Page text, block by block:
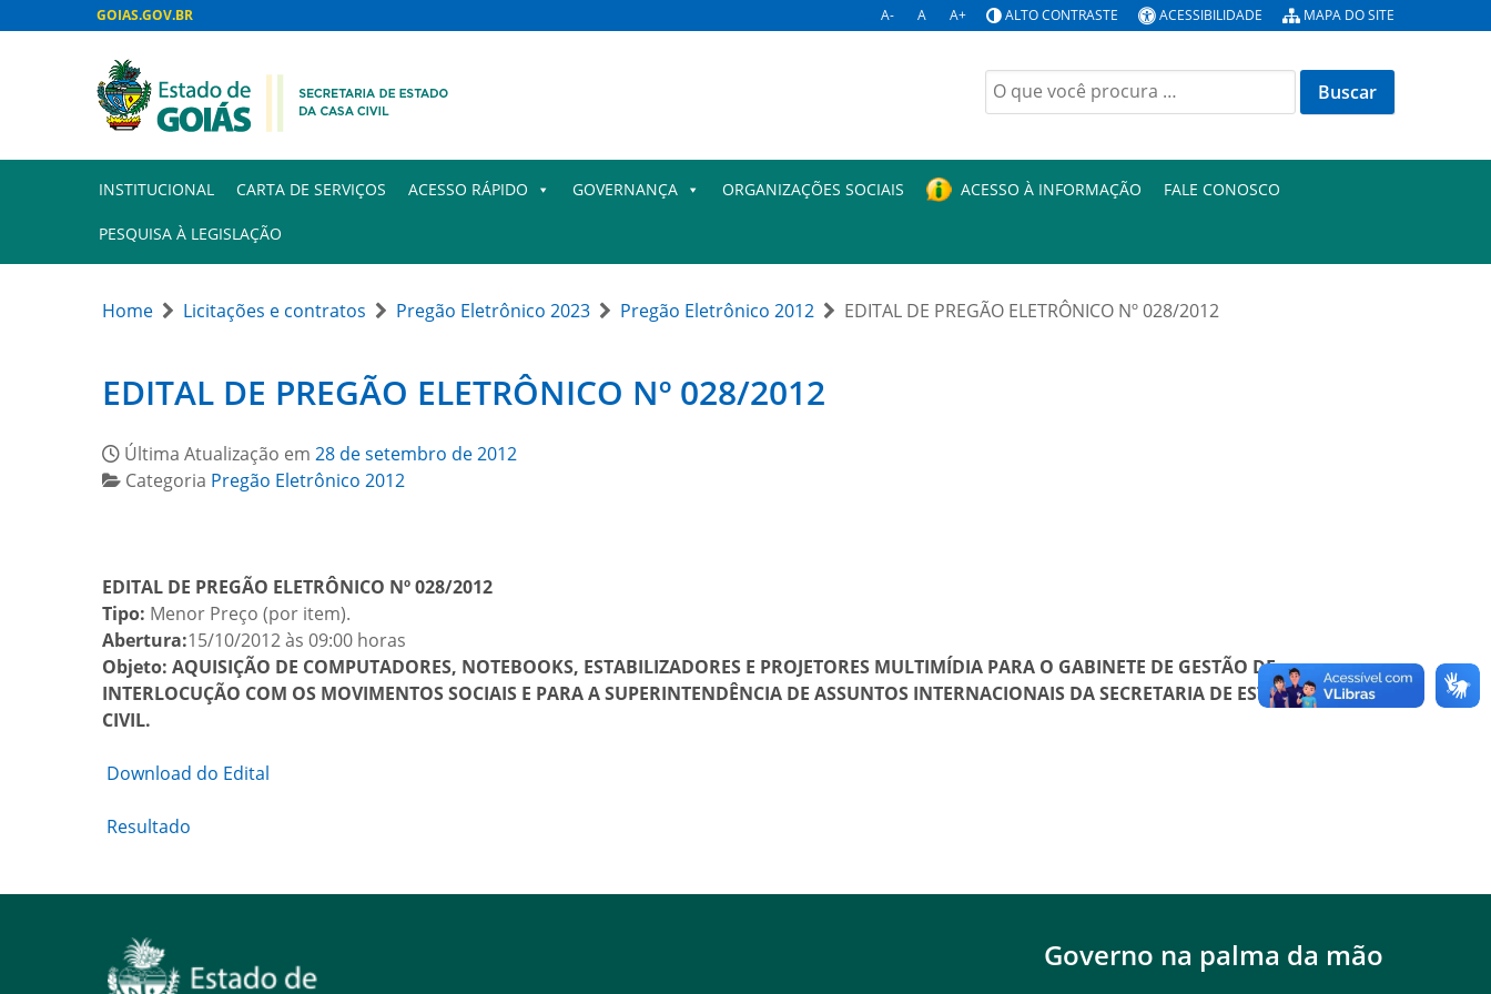
GOIAS.GOV.BR A- A A+ ALTO CONTRASTE ACESSIBILIDADE MAPA DO SITE
Buscar
por:
INSTITUCIONAL CARTA DE SERVIÇOS ACESSO RÁPIDO GOVERNANÇA ORGANIZAÇÕES SOCIAIS ACESSO À INFORMAÇÃO FALE CONOSCO
PESQUISA À LEGISLAÇÃO
Home Licitações e contratos Pregão Eletrônico 2023 Pregão Eletrônico 2012 EDITAL DE PREGÃO ELETRÔNICO Nº 028/2012
EDITAL DE PREGÃO ELETRÔNICO Nº 028/2012
Última Atualização em 28 de setembro de 2012
Categoria Pregão Eletrônico 2012
EDITAL DE PREGÃO ELETRÔNICO Nº 028/2012
Tipo: Menor Preço (por item).
Abertura:15/10/2012 às 09:00 horas
Objeto: AQUISIÇÃO DE COMPUTADORES, NOTEBOOKS, ESTABILIZADORES E PROJETORES MULTIMÍDIA PARA O GABINETE DE GESTÃO DE
INTERLOCUÇÃO COM OS MOVIMENTOS SOCIAIS E PARA A SUPERINTENDÊNCIA DE ASSUNTOS INTERNACIONAIS DA SECRETARIA DE ESTADO DA CASA
CIVIL.
Download do Edital
Resultado
Governo na palma da mão